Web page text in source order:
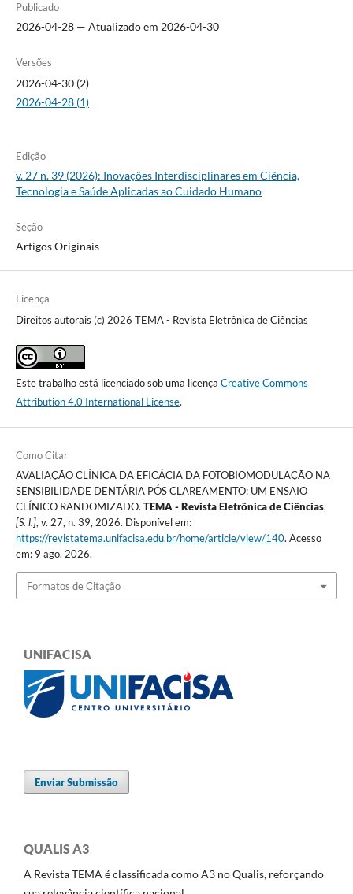
Publicado
2026-04-28 — Atualizado em 2026-04-30
Versões
2026-04-30 (2)
2026-04-28 (1)
Edição
v. 27 n. 39 (2026): Inovações Interdisciplinares em Ciência,
Tecnologia e Saúde Aplicadas ao Cuidado Humano
Seção
Artigos Originais
Licença
Direitos autorais (c) 2026 TEMA - Revista Eletrônica de Ciências
Este trabalho está licenciado sob uma licença Creative Commons
Attribution 4.0 International License.
Como Citar
AVALIAÇÃO CLÍNICA DA EFICÁCIA DA FOTOBIOMODULAÇÃO NA
SENSIBILIDADE DENTÁRIA PÓS CLAREAMENTO: UM ENSAIO
CLÍNICO RANDOMIZADO. TEMA - Revista Eletrônica de Ciências,
[S. l.], v. 27, n. 39, 2026. Disponível em:
https://revistatema.unifacisa.edu.br/home/article/view/140. Acesso
em: 9 ago. 2026.
Formatos de Citação
UNIFACISA
Enviar Submissão
QUALIS A3
A Revista TEMA é classificada como A3 no Qualis, reforçando